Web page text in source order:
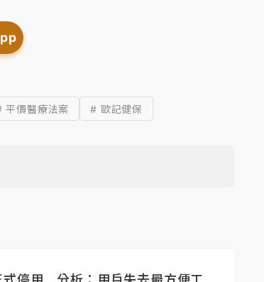
平價醫療法案 # 歐記健保